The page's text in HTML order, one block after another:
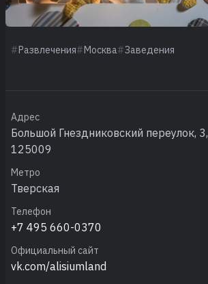
Развлечения Москва Заведения
Адрес
Большой Гнездниковский переулок,
125009
Метро
Тверская
Телефон
+7 495 660-0370
Официальный сайт
vk.com/alisiumland